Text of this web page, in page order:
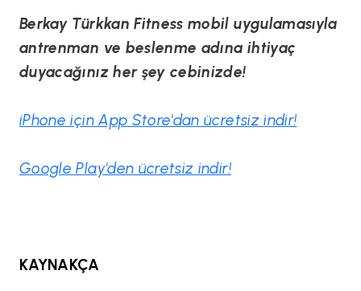
Berkay Türkkan Fitness mobil uygulamasıyla
antrenman ve beslenme adına ihtiyaç
duyacağınız her şey cebinizde!
iPhone için App Store'dan ücretsizindir!
Google Play'den ücretsiz indir!
KAYNAKÇA